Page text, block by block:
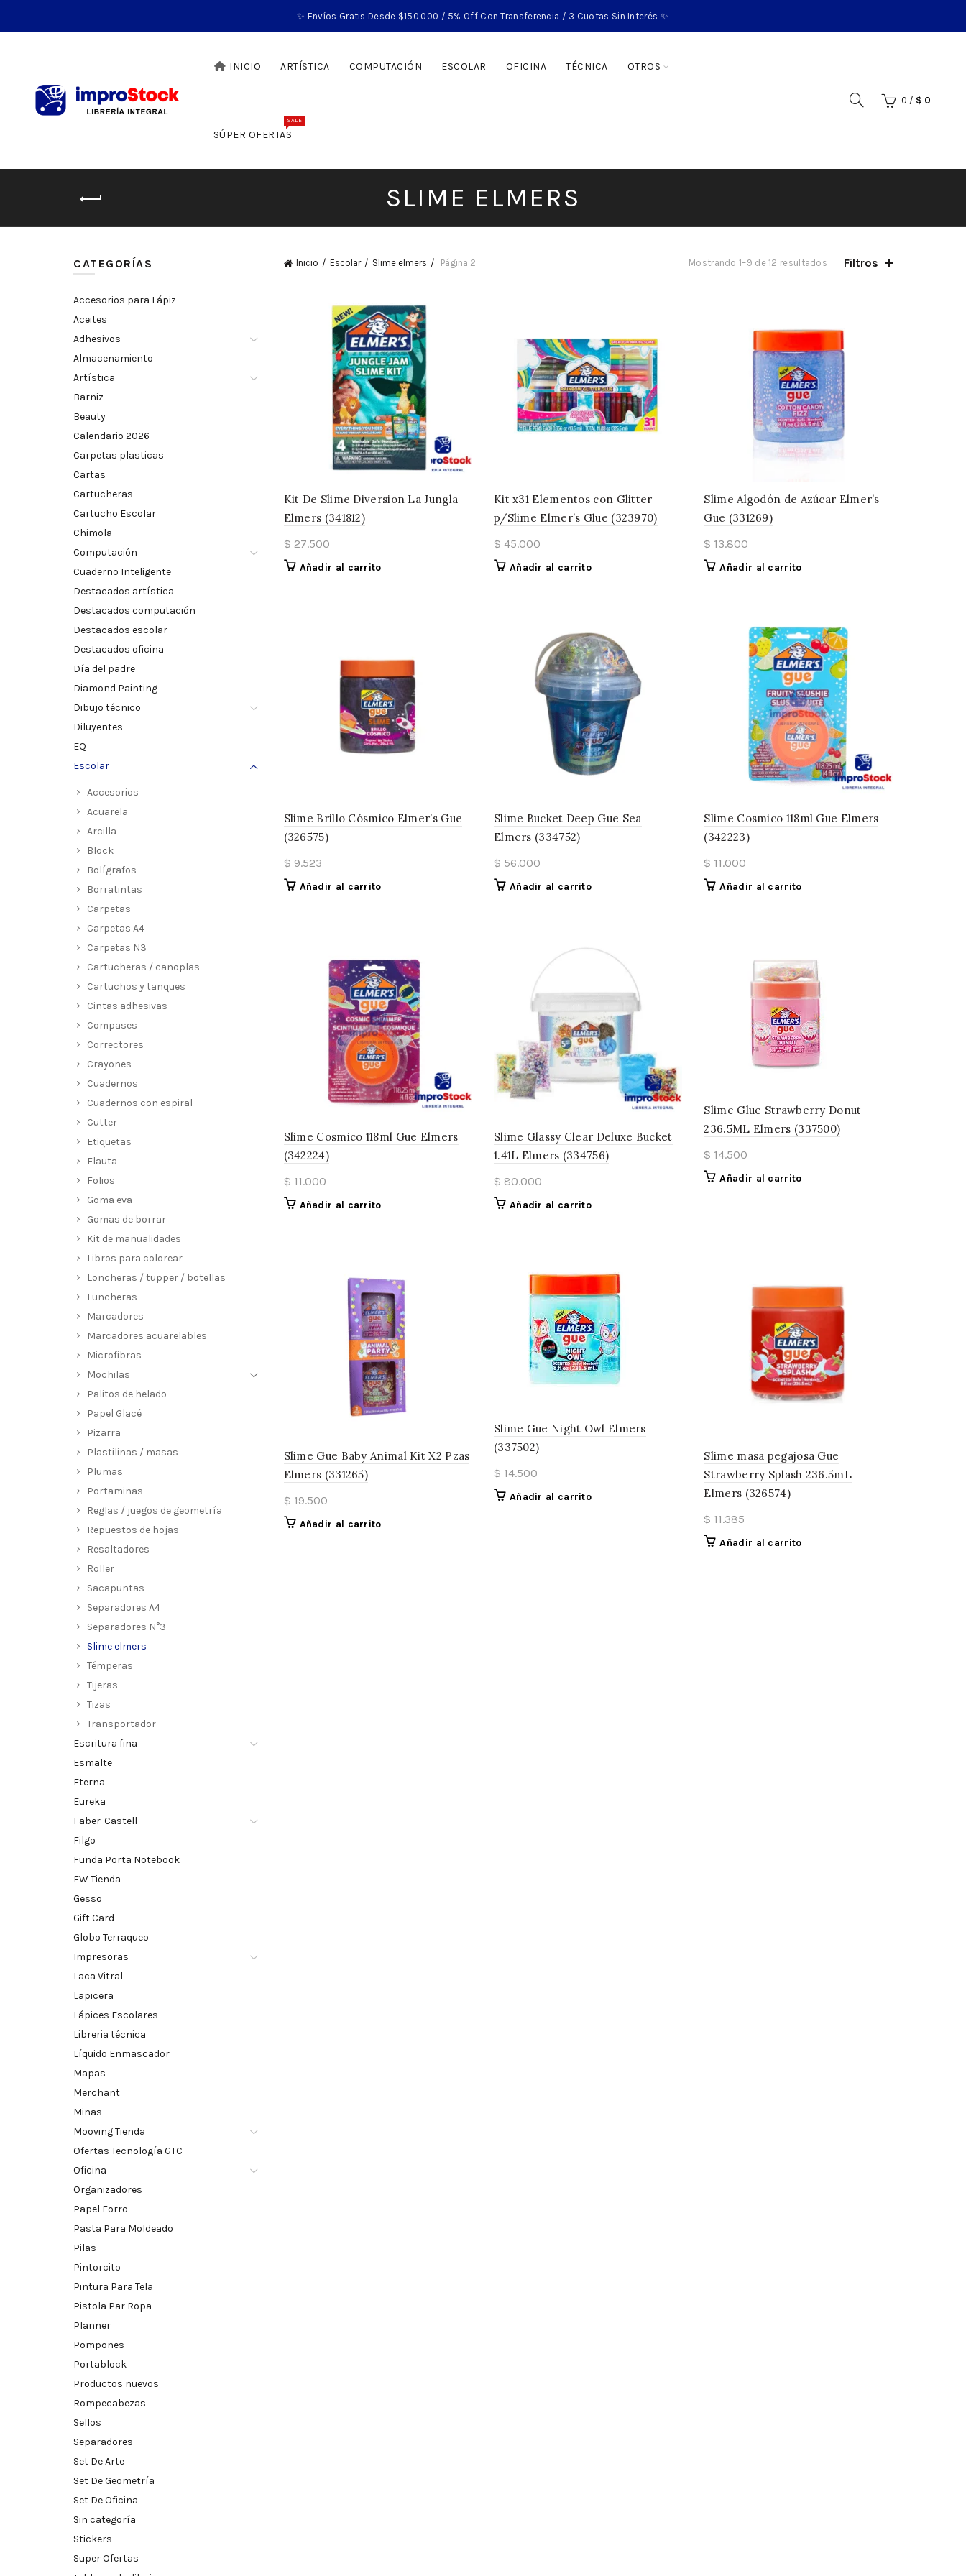
✨ Envíos Gratis Desde $150.000 / 5% Off Con Transferencia / 3 Cuotas Sin Interés ✨
INICIO ARTÍSTICA COMPUTACIÓN ESCOLAR OFICINA TÉCNICA OTROS
SÚPER OFERTAS
SALE
0 / $ 0
SLIME ELMERS
Inicio Escolar Slime elmers Página 2 Mostrando 1–9 de 12 resultados Filtros
Kit De Slime Diversion La Jungla
Elmers (341812)
$ 27.500
Añadir al carrito
Kit x31 Elementos con Glitter
p/Slime Elmer’s Glue (323970)
$ 45.000
Añadir al carrito
Slime Algodón de Azúcar Elmer’s
Gue (331269)
$ 13.800
Añadir al carrito
Slime Brillo Cósmico Elmer’s Gue
(326575)
$ 9.523
Añadir al carrito
Slime Bucket Deep Gue Sea
Elmers (334752)
$ 56.000
Añadir al carrito
Slime Cosmico 118ml Gue Elmers
(342223)
$ 11.000
Añadir al carrito
Slime Cosmico 118ml Gue Elmers
(342224)
$ 11.000
Añadir al carrito
Slime Glassy Clear Deluxe Bucket
1.41L Elmers (334756)
$ 80.000
Añadir al carrito
Slime Glue Strawberry Donut
236.5ML Elmers (337500)
$ 14.500
Añadir al carrito
Slime Gue Baby Animal Kit X2 Pzas
Elmers (331265)
$ 19.500
Añadir al carrito
Slime Gue Night Owl Elmers
(337502)
$ 14.500
Añadir al carrito
Slime masa pegajosa Gue
Strawberry Splash 236.5mL
Elmers (326574)
$ 11.385
Añadir al carrito
CATEGORÍAS
Accesorios para Lápiz
Aceites
Adhesivos
Almacenamiento
Artística
Barniz
Beauty
Calendario 2026
Carpetas plasticas
Cartas
Cartucheras
Cartucho Escolar
Chimola
Computación
Cuaderno Inteligente
Destacados artística
Destacados computación
Destacados escolar
Destacados oficina
Día del padre
Diamond Painting
Dibujo técnico
Diluyentes
EQ
Escolar
Accesorios
Acuarela
Arcilla
Block
Bolígrafos
Borratintas
Carpetas
Carpetas A4
Carpetas N3
Cartucheras / canoplas
Cartuchos y tanques
Cintas adhesivas
Compases
Correctores
Crayones
Cuadernos
Cuadernos con espiral
Cutter
Etiquetas
Flauta
Folios
Goma eva
Gomas de borrar
Kit de manualidades
Libros para colorear
Loncheras / tupper / botellas
Luncheras
Marcadores
Marcadores acuarelables
Microfibras
Mochilas
Palitos de helado
Papel Glacé
Pizarra
Plastilinas / masas
Plumas
Portaminas
Reglas / juegos de geometría
Repuestos de hojas
Resaltadores
Roller
Sacapuntas
Separadores A4
Separadores N°3
Slime elmers
Témperas
Tijeras
Tizas
Transportador
Escritura fina
Esmalte
Eterna
Eureka
Faber-Castell
Filgo
Funda Porta Notebook
FW Tienda
Gesso
Gift Card
Globo Terraqueo
Impresoras
Laca Vitral
Lapicera
Lápices Escolares
Libreria técnica
Líquido Enmascador
Mapas
Merchant
Minas
Mooving Tienda
Ofertas Tecnología GTC
Oficina
Organizadores
Papel Forro
Pasta Para Moldeado
Pilas
Pintorcito
Pintura Para Tela
Pistola Par Ropa
Planner
Pompones
Portablock
Productos nuevos
Rompecabezas
Sellos
Separadores
Set De Arte
Set De Geometría
Set De Oficina
Sin categoría
Stickers
Super Ofertas